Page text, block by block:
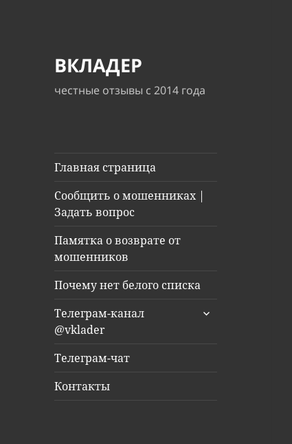
ВКЛАДЕР
честные отзывы с 2014 года
Главная страница
Сообщить о мошенниках |
Задать вопрос
Памятка о возврате от
мошенников
Почему нет белого списка
Телеграм-канал
@vklader
раскрыть
Телеграм-чат
Контакты